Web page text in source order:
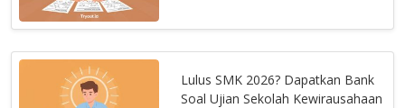
Lulus SMK 2026? Dapatkan Bank
Soal Ujian Sekolah Kewirausahaan